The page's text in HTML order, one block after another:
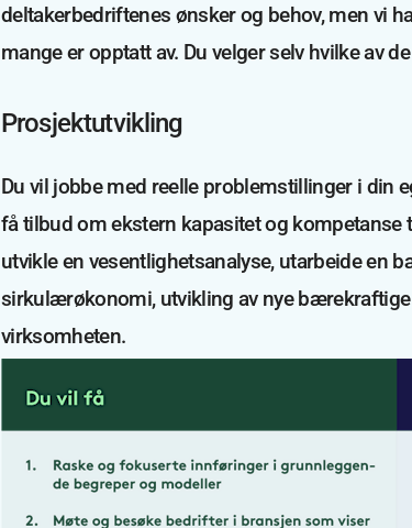
deltakerbedriftenes ønsker og behov, men vi
mange er opptatt av. Du velger selv hvilke av
Prosjektutvikling
Du vil jobbe med reelle problemstillinger i din
få tilbud om ekstern kapasitet og kompetanse
utvikle en vesentlighetsanalyse, utarbeide en
sirkulærøkonomi, utvikling av nye
virksomheten.